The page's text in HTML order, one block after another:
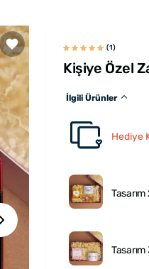
(1)
Kişiye Özel
İlgili Ürünler
Hediye
Tasarım
Tasarım